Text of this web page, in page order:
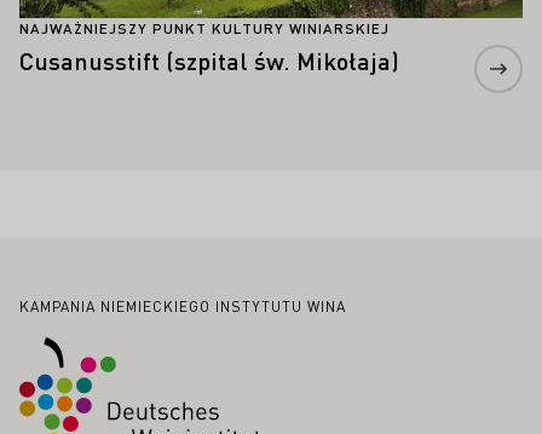
NAJWAŻNIEJSZY PUNKT KULTURY WINIARSKIEJ
Cusanusstift (szpital św. Mikołaja)
Stopka
KAMPANIA NIEMIECKIEGO INSTYTUTU WINA